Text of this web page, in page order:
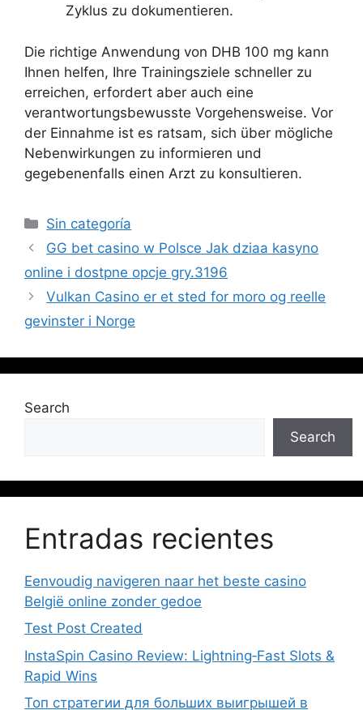
Zyklus zu dokumentieren.
Die richtige Anwendung von DHB 100 mg kann
Ihnen helfen, Ihre Trainingsziele schneller zu
erreichen, erfordert aber auch eine
verantwortungsbewusste Vorgehensweise. Vor
der Einnahme ist es ratsam, sich über mögliche
Nebenwirkungen zu informieren und
gegebenenfalls einen Arzt zu konsultieren.
Sin categoría
GG bet casino w Polsce Jak dziaa kasyno
online i dostpne opcje gry.3196
Vulkan Casino er et sted for moro og reelle
gevinster i Norge
Search
Search
Entradas recientes
Eenvoudig navigeren naar het beste casino
België online zonder gedoe
Test Post Created
InstaSpin Casino Review: Lightning‑Fast Slots &
Rapid Wins
Топ стратегии для больших выигрышей в